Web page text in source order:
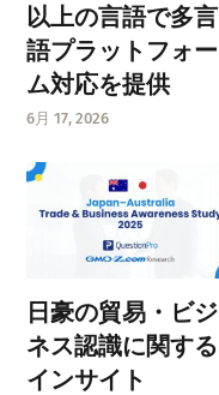
以上の言語で多言
語プラットフォー
ム対応を提供
6月 17, 2026
日豪の貿易・ビジ
ネス認識に関する
インサイト